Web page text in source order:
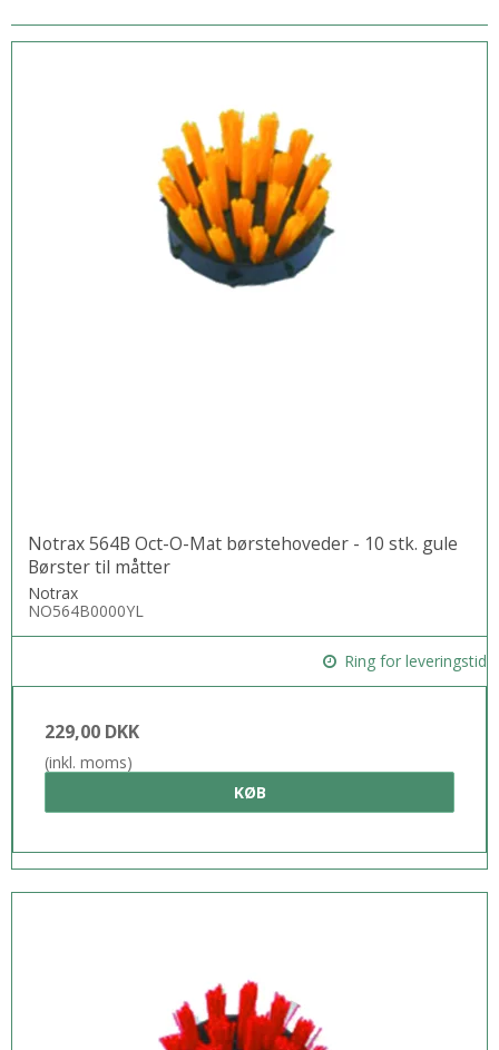
Notrax 564B Oct-O-Mat børstehoveder - 10 stk. gule
Børster til måtter
Notrax
NO564B0000YL
Ring for leveringstid
229,00 DKK
(inkl. moms)
KØB